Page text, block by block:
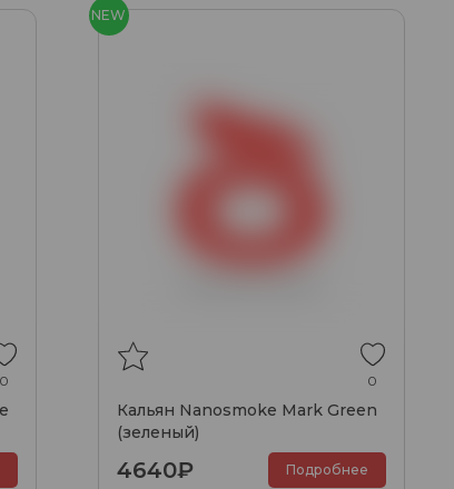
0
NEW
0
Кальян Nanosmoke Mark Green
(зеленый)
4640₽ Подробнее